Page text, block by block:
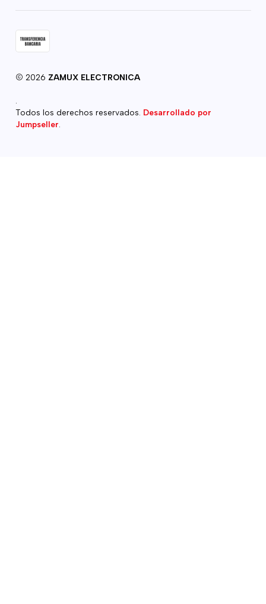
2026 ZAMUX ELECTRONICA
Todos los derechos reservados. Desarrollado por
Jumpseller